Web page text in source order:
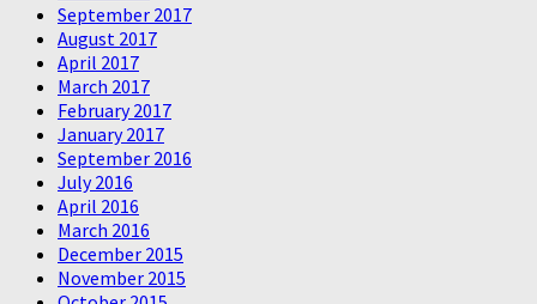
September 2017
August 2017
April 2017
March 2017
February 2017
January 2017
September 2016
July 2016
April 2016
March 2016
December 2015
November 2015